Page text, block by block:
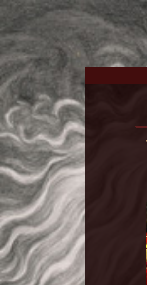
本文へスキップ